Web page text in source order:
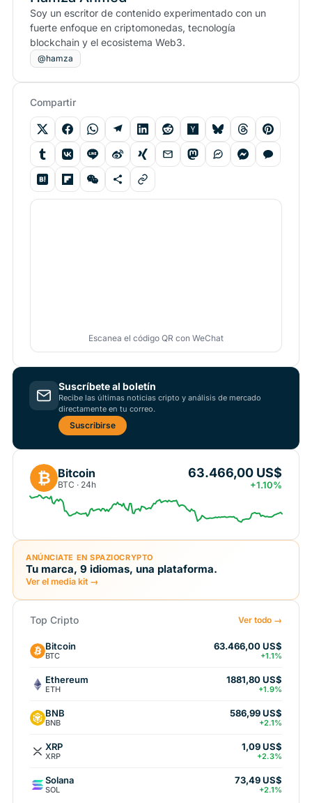
Soy un escritor de contenido experimentado con un
fuerte enfoque en criptomonedas, tecnología
blockchain y el ecosistema Web3.
@hamza
Compartir
Escanea el código QR con WeChat
Suscríbete al boletín
Recibe las últimas noticias cripto y análisis de mercado
directamente en tu correo.
Suscribirse
₿ Bitcoin
BTC · 24h
63.466,00 US$
+1.10%
ANÚNCIATE EN SPAZIOCRYPTO
Tu marca, 9 idiomas, una plataforma.
Ver el media kit →
Top Cripto Ver todo →
Bitcoin
BTC
63.466,00 US$
+1.1%
Ethereum
ETH
1881,80 US$
+1.9%
BNB
BNB
586,99 US$
+2.1%
XRP
XRP
1,09 US$
+2.3%
Solana
SOL
73,49 US$
+2.1%